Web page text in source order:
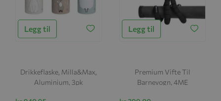
Legg til
Drikkeflaske, Milla&Max,
Aluminium, 3pk
Legg til
Premium Vifte Til
Barnevogn, 4ME